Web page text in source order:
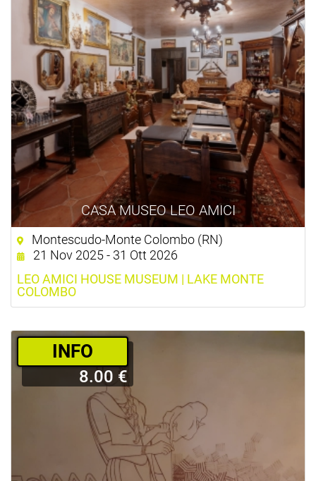
CASA MUSEO LEO AMICI
Montescudo-Monte Colombo (RN)
21 Nov 2025 - 31 Ott 2026
LEO AMICI HOUSE MUSEUM | LAKE MONTE
COLOMBO
­INFO
8.00 €